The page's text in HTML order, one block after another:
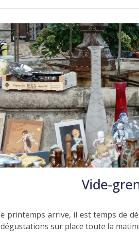
Vide-
e printemps arrive, il est temps de
dégustations sur place toute la